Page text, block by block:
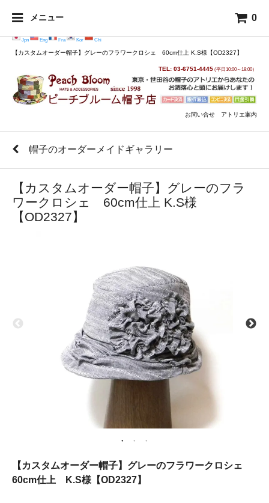
メニュー 0
Jpn Eng Fra Kor Chi
【カスタムオーダー帽子】グレーのフラワークロシェ 60cm仕上 K.S様【OD2327】
TEL: 03-6751-4445 (平日10:00～18:00）
お問い合せ アトリエ案内
帽子のオーダーメイドギャラリー
【カスタムオーダー帽子】グレーのフラ
ワークロシェ 60cm仕上 K.S様
【OD2327】
【カスタムオーダー帽子】グレーのフラワークロシェ
60cm仕上 K.S様【OD2327】